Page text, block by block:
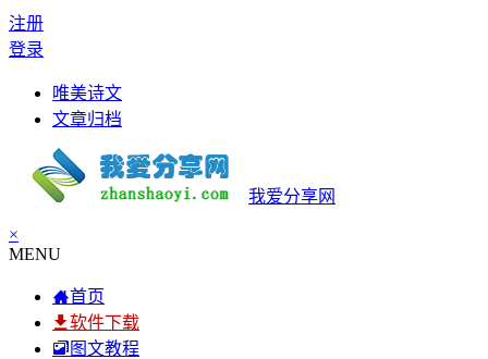
注册
登录
唯美诗文
文章归档
我爱分享网
×
MENU
首页
软件下载
图文教程